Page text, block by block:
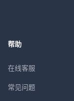
帮助
在线客服
常见问题